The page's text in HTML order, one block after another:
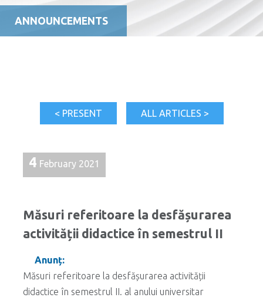
ANNOUNCEMENTS
< PRESENT ALL ARTICLES >
4 February 2021
Măsuri referitoare la desfășurarea
activității didactice în semestrul II
Anunț:
Măsuri referitoare la desfășurarea activității
didactice în semestrul II. al anului universitar